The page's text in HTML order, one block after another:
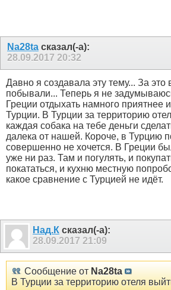
Na28ta сказал(-а):
28.09.2017 20:32
Давно я создавала эту тему... За это
побывали... Теперь я не
Греции отдыхать намного приятнее
Турции. В Турции за территорию
каждая собака на тебе деньги
далека от нашей. Короче, в Турцию
совершенно не хочется. В Греции
уже ни раз. Там и погулять, и
покататься, и кухню местную
какое сравнение с Турцией не идёт.
Над.К сказал(-а):
28.09.2017 21:09
Сообщение от Na28ta
В Турции за территорию отеля